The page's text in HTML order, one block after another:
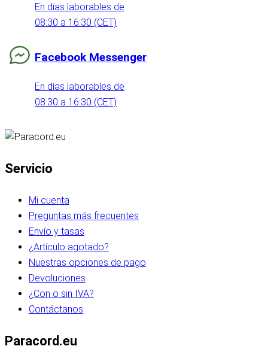
En días laborables de
08:30 a 16:30 (CET)
Facebook Messenger
En días laborables de
08:30 a 16:30 (CET)
Servicio
Mi cuenta
Preguntas más frecuentes
Envío y tasas
¿Artículo agotado?
Nuestras opciones de pago
Devoluciones
¿Con o sin IVA?
Contáctanos
Paracord.eu